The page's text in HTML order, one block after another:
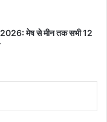
मेष से मीन तक सभी 12